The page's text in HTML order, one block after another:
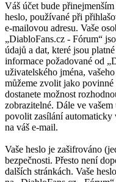
Váš účet bude
heslo, používané při
e-mailovou adresu. Vaše
„DiabloFans.cz - Fórum“
údajů a dat, které jsou
informace požadované od
uživatelského jména,
můžeme zvolit jako
dostanete možnost
zobrazitelné. Dále ve
povolit zasílání
na váš e-mail.
Vaše heslo je zašifrováno
bezpečnosti. Přesto není
dalších stránkách. Vaše